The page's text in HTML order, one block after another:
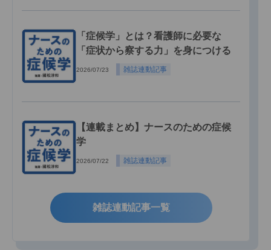
「症候学」とは？看護師に必要な
「症状から察する力」を身につける
2026/07/23 雑誌連動記事
【連載まとめ】ナースのための症候
学
2026/07/22 雑誌連動記事
雑誌連動記事一覧